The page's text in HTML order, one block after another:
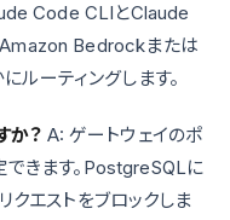
Code CLIとClaude
Amazon Bedrockまたは
ーティングします。
か？ A: ゲートウェイのポ
きます。PostgreSQLに
クエストをブロックしま